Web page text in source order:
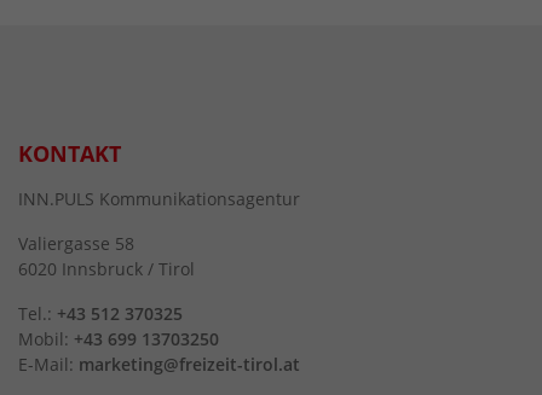
KONTAKT
INN.PULS Kommunikationsagentur
Valiergasse 58
6020 Innsbruck / Tirol
Tel.: +43 512 370325
Mobil: +43 699 13703250
E-Mail: marketing@freizeit-tirol.at